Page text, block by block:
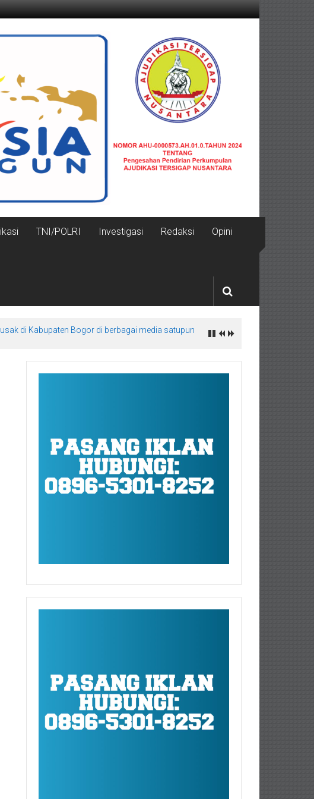
TNI/POLRI Investigasi Redaksi Opini
di Kabupaten Bogor di berbagai media satupun